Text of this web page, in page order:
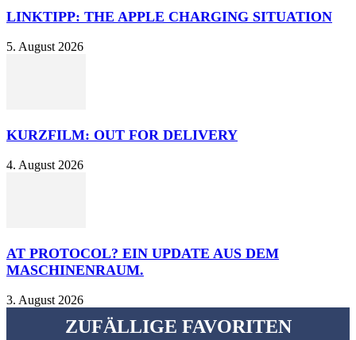
LINKTIPP: THE APPLE CHARGING SITUATION
5. August 2026
KURZFILM: OUT FOR DELIVERY
4. August 2026
AT PROTOCOL? EIN UPDATE AUS DEM
MASCHINENRAUM.
3. August 2026
ZUFÄLLIGE FAVORITEN